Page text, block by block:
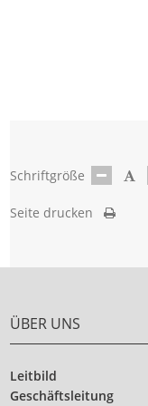
Schriftgröße
Seite drucken
ÜBER UNS
Leitbild
Geschäftsleitung